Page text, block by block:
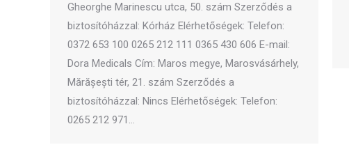
Gheorghe Marinescu utca, 50. szám Szerződés a
biztosítóházzal: Kórház Elérhetőségek: Telefon:
0372 653 100 0265 212 111 0365 430 606 E-mail:
Dora Medicals Cím: Maros megye, Marosvásárhely,
Mărășești tér, 21. szám Szerződés a
biztosítóházzal: Nincs Elérhetőségek: Telefon:
0265 212 971…